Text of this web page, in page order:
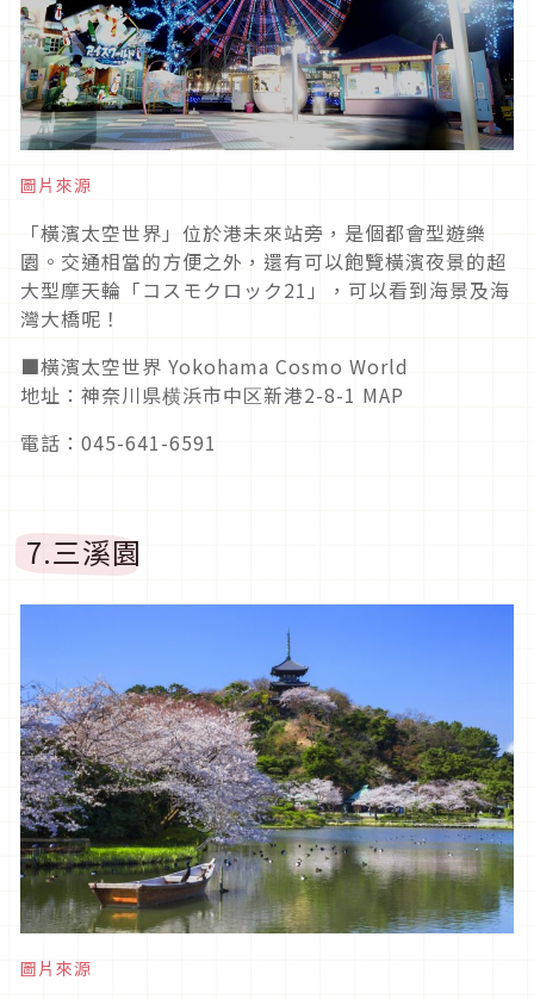
圖片來源
「橫濱太空世界」位於港未來站旁，是個都會型遊樂
園。交通相當的方便之外，還有可以飽覽橫濱夜景的超
大型摩天輪「コスモクロック21」，可以看到海景及海
灣大橋呢！
■橫濱太空世界 Yokohama Cosmo World
地址：神奈川県横浜市中区新港2-8-1 MAP
電話：045-641-6591
7.三溪園
圖片來源